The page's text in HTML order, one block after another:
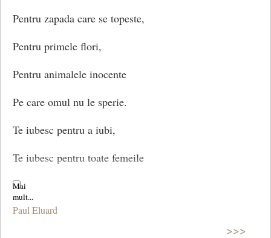
Pentru zapada care se topeste,
Pentru primele flori,
Pentru animalele inocente
Pe care omul nu le sperie.
Te iubesc pentru a iubi,
Te iubesc pentru toate femeile
Pe care nu le iubesc.
(Te iubesc)
Paul Eluard
>>>